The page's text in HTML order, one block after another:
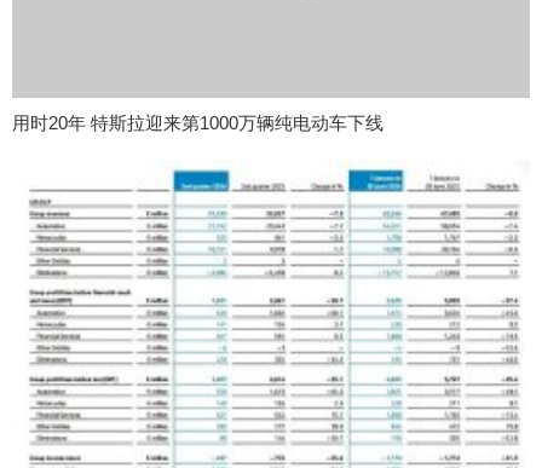
用时20年 特斯拉迎来第1000万辆纯电动车下线